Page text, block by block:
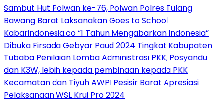
Sambut Hut Polwan ke-76, Polwan Polres Tulang
Bawang Barat Laksanakan Goes to School
Kabarindonesia.co “1 Tahun Mengabarkan Indonesia”
Dibuka Firsada Gebyar Paud 2024 Tingkat Kabupaten
Tubaba Penilaian Lomba Administrasi PKK, Posyandu
dan K3W, lebih kepada pembinaan kepada PKK
Kecamatan dan TiyuhAWPI Pesisir Barat Apresiasi
Pelaksanaan WSL Krui Pro 2024